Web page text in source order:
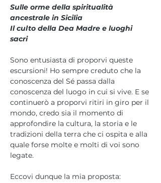
Sulle orme della spiritualità
ancestrale in Sicilia
Il culto della Dea Madre e luoghi
sacri
Sono entusiasta di proporvi queste
escursioni! Ho sempre creduto che la
conoscenza del Sé passa dalla
conoscenza del luogo in cui si vive. E se
continuerò a proporvi ritiri in giro per il
mondo, credo sia il momento di
approfondire la cultura, la storia e le
tradizioni della terra che ci ospita e alla
quale forse molte e molti di voi sono
legate.
Eccovi dunque la mia proposta: